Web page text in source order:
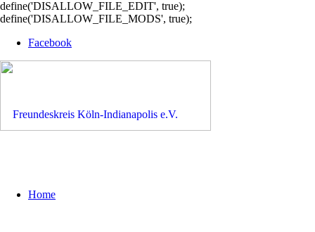
define('DISALLOW_FILE_EDIT', true);
define('DISALLOW_FILE_MODS', true);
Facebook
Home